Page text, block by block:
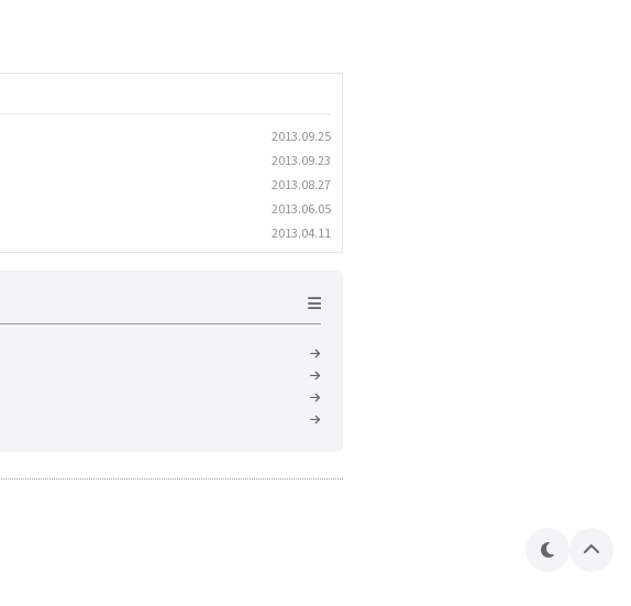
2013.09.25
2013.09.23
2013.08.27
2013.06.05
2013.04.11
테
상